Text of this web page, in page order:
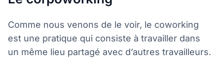
Comme nous venons de le voir, le coworking
est une pratique qui consiste à travailler dans
un même lieu partagé avec d’autres travailleurs.